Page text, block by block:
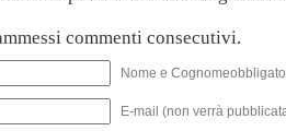
commenti consecutivi.
Nome e
E-mail (non verrà